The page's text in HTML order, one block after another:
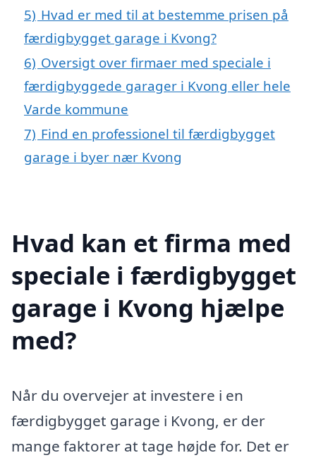
5) Hvad er med til at bestemme prisen på
færdigbygget garage i Kvong?
6) Oversigt over firmaer med speciale i
færdigbyggede garager i Kvong eller hele
Varde kommune
7) Find en professionel til færdigbygget
garage i byer nær Kvong
Hvad kan et firma med
speciale i færdigbygget
garage i Kvong hjælpe
med?
Når du overvejer at investere i en
færdigbygget garage i Kvong, er der
mange faktorer at tage højde for. Det er